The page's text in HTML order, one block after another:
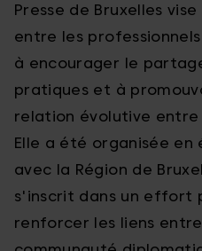
Presse de Bruxelles
entre les
à encourager le
pratiques et à
relation évolutive
Elle a été organisée
avec la Région de
s'inscrit dans un effort
renforcer les liens